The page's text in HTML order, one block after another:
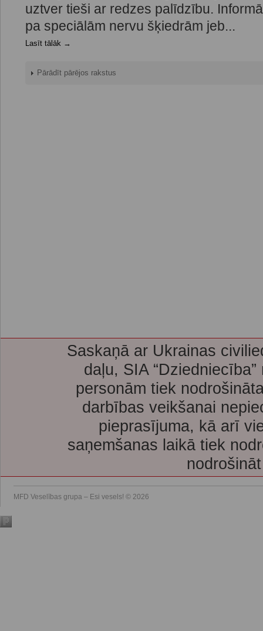
uztver tieši ar redzes palīdzību.
pa speciālām nervu šķiedrām jeb...
Lasīt tālāk →
Pārādīt pārējos rakstus
Saskaņā ar Ukrainas
daļu, SIA
personām tiek
darbības veikšanai
pieprasījuma, kā arī
saņemšanas laikā tiek
MFD Veselības grupa – Esi vesels! © 2026